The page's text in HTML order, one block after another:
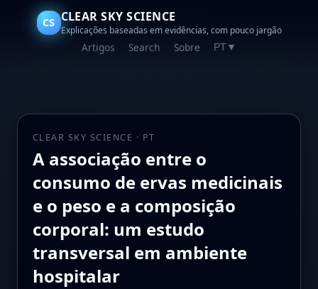
CS CLEAR SKY SCIENCE
Explicações baseadas em evidências, com pouco jargão
Artigos Search Sobre PT ▼
CLEAR SKY SCIENCE · PT
A associação entre o
consumo de ervas medicinais
e o peso e a composição
corporal: um estudo
transversal em ambiente
hospitalar